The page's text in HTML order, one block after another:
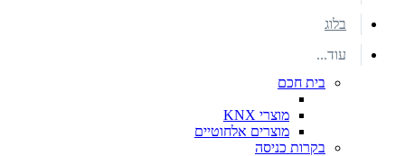
בלוג
עוד...
בית חכם
מוצרי KNX
מוצרים אלחוטיים
בקרות כניסה